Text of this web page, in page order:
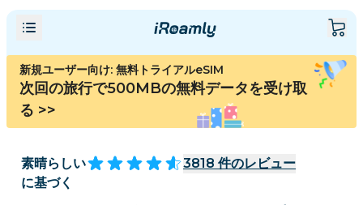
新規ユーザー向け: 無料トライアルeSIM
次回の旅行で500MBの無料データを受け取
る >>
素晴らしい 3818 件のレビュー
に基づく